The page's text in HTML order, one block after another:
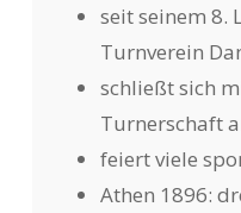
seit seinem 8.
Turnverein
schließt sich
Turnerschaft
feiert viele
Athen 1896: